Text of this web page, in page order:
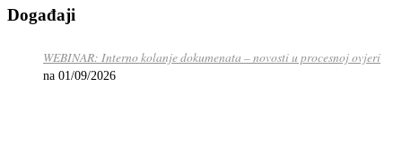
Događaji
WEBINAR: Interno kolanje dokumenata – novosti u procesnoj ovjeri
na 01/09/2026